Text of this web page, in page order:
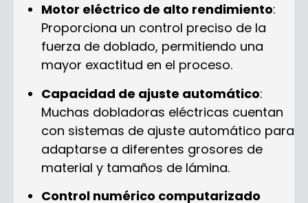
Motor eléctrico de alto rendimiento:
Proporciona un control preciso de la
fuerza de doblado, permitiendo una
mayor exactitud en el proceso.
Capacidad de ajuste automático:
Muchas dobladoras eléctricas cuentan
con sistemas de ajuste automático para
adaptarse a diferentes grosores de
material y tamaños de lámina.
Control numérico computarizado